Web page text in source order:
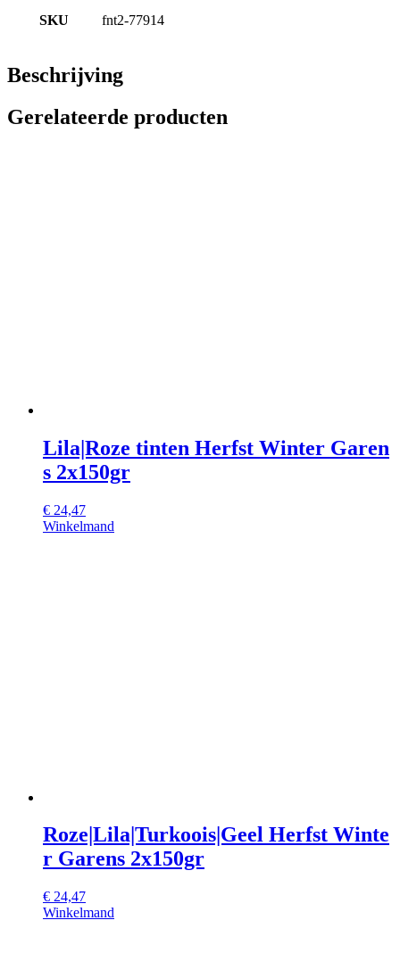
SKU fnt2-77914
Beschrijving
Gerelateerde producten
Lila|Roze tinten Herfst Winter Garen
s 2x150gr
€ 24,47
Winkelmand
Roze|Lila|Turkoois|Geel Herfst Winte
r Garens 2x150gr
€ 24,47
Winkelmand